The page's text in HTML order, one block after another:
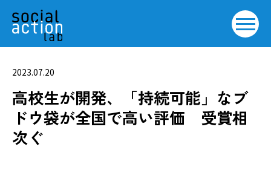
2023.07.20
高校生が開発、「持続可能」なブ
ドウ袋が全国で高い評価 受賞相
次ぐ